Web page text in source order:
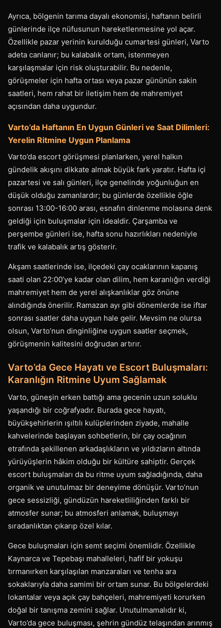
Ayrıca, bölgenin tarıma dayalı ekonomisi, haftanın belirli
günlerinde ilçe nüfusunun hareketlenmesine yol açar.
Özellikle pazar yerinin kurulduğu cumartesi günleri, Varto
adeta canlanır; bu kalabalık ortam, istenmeyen
karşılaşmalar için risk oluşturabilir. Bu nedenle,
görüşmeler için hafta ortası veya pazar gününün sakin
saatleri, hem rahat bir iletişim hem de mahremiyet
açısından daha uygundur.
Varto’da Haftanın En Uygun Günleri ve Saat Dilimleri:
Yerelin Ritmine Uygun Planlama
Varto’da escort görüşmesi planlarken, yerel halkın
gündelik akışını dikkate almak büyük fark yaratır. Hafta içi
pazartesi ve salı günleri, ilçe genelinde yoğunluğun en
düşük olduğu zamanlardır; bu günlerde özellikle öğle
sonrası 13:00-16:00 arası, esnafın dinlenme molasına denk
geldiği için buluşmalar için idealdir. Çarşamba ve
perşembe günleri ise, hafta sonu hazırlıkları nedeniyle
trafik ve kalabalık artış gösterir.
Akşam saatlerinde ise, ilçedeki çay ocaklarının kapanış
saati olan 22:00’ye kadar olan dilim, hem karanlığın verdiği
mahremiyet hem de yerel alışkanlıklar göz önüne
alındığında önerilir. Ramazan ayı gibi dönemlerde ise iftar
sonrası saatler daha uygun hale gelir. Mevsim ne olursa
olsun, Varto’nun dinginliğine uygun saatler seçmek,
görüşmenin kalitesini doğrudan artırır.
Varto’da Gece Hayatı ve Escort Buluşmaları:
Karanlığın Ritmine Uyum Sağlamak
Varto, güneşin erken battığı ama gecenin uzun soluklu
yaşandığı bir coğrafyadır. Burada gece hayatı,
büyükşehirlerin ışıltılı kulüplerinden ziyade, mahalle
kahvelerinde başlayan sohbetlerin, bir çay ocağının
etrafında şekillenen arkadaşlıkların ve yıldızların altında
yürüyüşlerin hâkim olduğu bir kültüre sahiptir. Gerçek
escort buluşmaları da bu ritme uyum sağladığında, daha
organik ve unutulmaz bir deneyime dönüşür. Varto’nun
gece sessizliği, gündüzün hareketliliğinden farklı bir
atmosfer sunar; bu atmosferi anlamak, buluşmayı
sıradanlıktan çıkarıp özel kılar.
Gece buluşmaları için semt seçimi önemlidir. Özellikle
Kaynarca ve Tepebaşı mahalleleri, hafif bir yokuşu
tırmanırken karşılaşılan manzaraları ve tenha ara
sokaklarıyla daha samimi bir ortam sunar. Bu bölgelerdeki
lokantalar veya açık çay bahçeleri, mahremiyeti korurken
doğal bir tanışma zemini sağlar. Unutulmamalıdır ki,
Varto’da gece buluşması, şehrin gündüz telaşından arınmış